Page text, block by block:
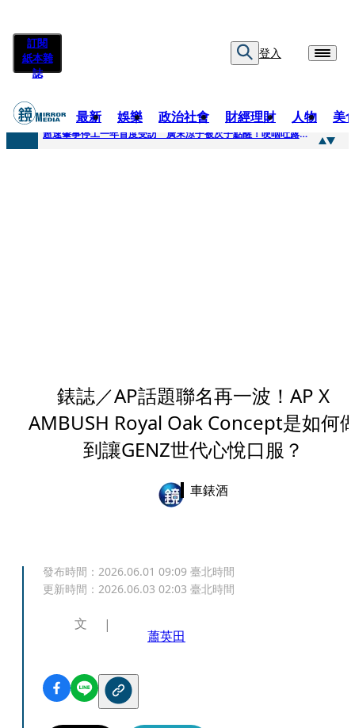
訂閱
紙本雜
誌
登入
最新 娛樂 政治社會 財經理財 人物 美
快訊
超速肇事停工一年首度受訪 廣末涼子被次子點醒！哽咽吐露：不再偽裝完美
錶誌／AP話題聯名再一波！AP X
AMBUSH Royal Oak Concept是如何
到讓GENZ世代心悅口服？
車錶酒
發布時間： 2026.06.01 09:09 臺北時間
更新時間： 2026.06.03 02:03 臺北時間
文
蕭英田